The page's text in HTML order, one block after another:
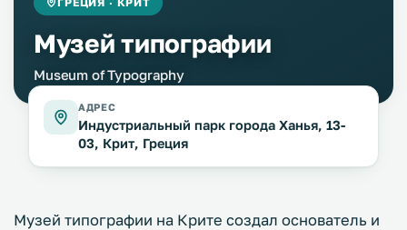
Музей типографии
Museum of Typography
АДРЕС
Индустриальный парк города Ханья, 13-
03, Крит, Греция
Музей типографии на Крите создал основатель и